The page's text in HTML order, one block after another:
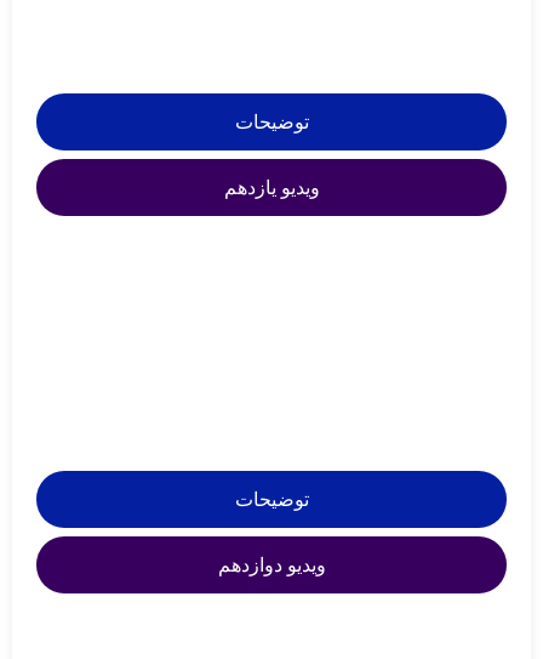
توضیحات
ویدیو یازدهم
توضیحات
ویدیو دوازدهم